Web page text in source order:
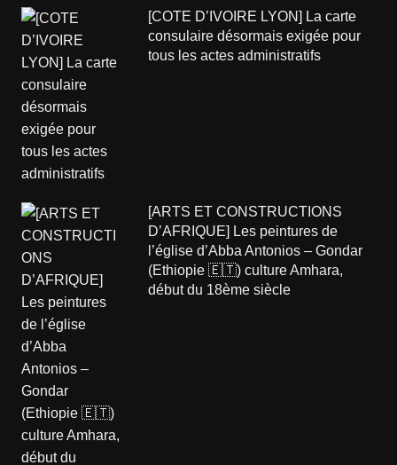
[COTE D’IVOIRE LYON] La carte
consulaire désormais exigée pour
tous les actes administratifs
[ARTS ET CONSTRUCTIONS
D’AFRIQUE] Les peintures de
l’église d’Abba Antonios – Gondar
(Ethiopie 🇪🇹) culture Amhara,
début du 18ème siècle